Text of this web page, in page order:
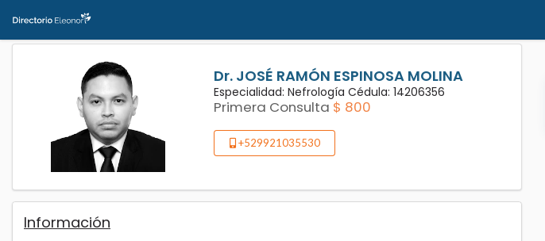
Dr. JOSÉ RAMÓN ESPINOSA MOLINA
Especialidad: Nefrología Cédula: 14206356
Primera Consulta $ 800
+529921035530
Información